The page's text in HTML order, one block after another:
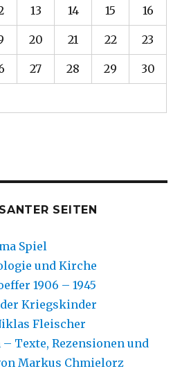
13 14 15 16
20 21 22 23
27 28 29 30
SEITEN
Spiel
und Kirche
1906 – 1945
Kriegskinder
Fleischer
Texte, Rezensionen und
Markus Chmielorz